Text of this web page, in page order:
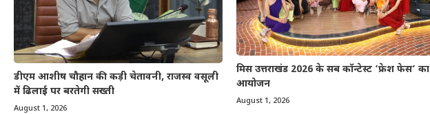
डीएम आशीष चौहान की कड़ी चेतावनी, राजस्व वसूली
में ढिलाई पर बरतेगी सख्ती
August 1, 2026
मिस उत्तराखंड 2026 के सब कॉन्टेस्ट ‘फ्रेश फेस’ का
आयोजन
August 1, 2026